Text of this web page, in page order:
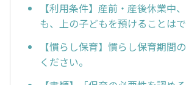
【利用条件】産前・産後休業中
も、上の子どもを預けることはで
【慣らし保育】慣らし保育期間
ください。